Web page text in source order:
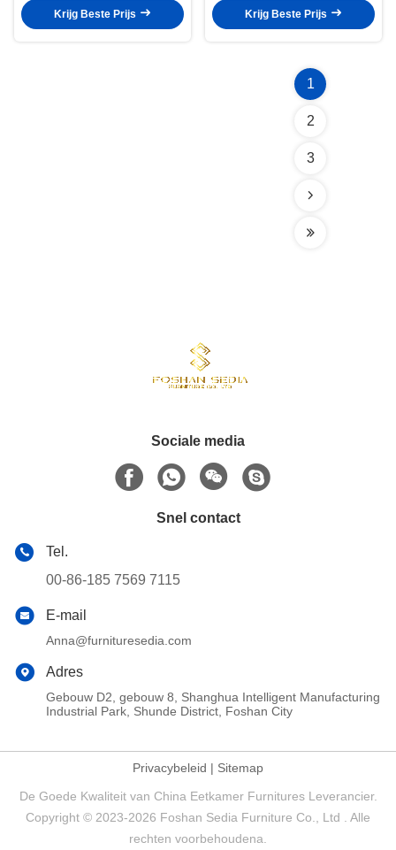
Krijg Beste Prijs
Krijg Beste Prijs
1
2
3
Sociale media
Snel contact
Tel.
00-86-185 7569 7115
E-mail
Anna@furnituresedia.com
Adres
Gebouw D2, gebouw 8, Shanghua Intelligent Manufacturing
Industrial Park, Shunde District, Foshan City
Privacybeleid | Sitemap
De Goede Kwaliteit van China Eetkamer Furnitures Leverancier.
Copyright © 2023-2026 Foshan Sedia Furniture Co., Ltd . Alle
rechten voorbehoudena.